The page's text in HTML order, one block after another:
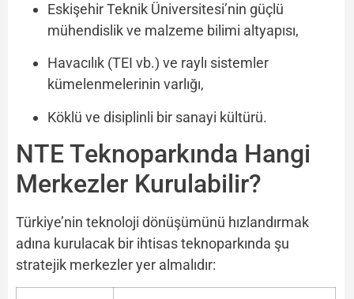
Eskişehir Teknik Üniversitesi’nin güçlü
mühendislik ve malzeme bilimi altyapısı,
Havacılık (TEI vb.) ve raylı sistemler
kümelenmelerinin varlığı,
Köklü ve disiplinli bir sanayi kültürü.
NTE Teknoparkında Hangi
Merkezler Kurulabilir?
Türkiye’nin teknoloji dönüşümünü hızlandırmak
adına kurulacak bir ihtisas teknoparkında şu
stratejik merkezler yer almalıdır: